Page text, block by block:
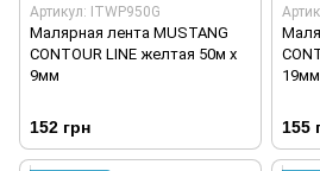
Артикул: ITWP950G
Малярная лента MUSTANG
CONTOUR LINE желтая 50м х
9мм
152 грн
19мм
155